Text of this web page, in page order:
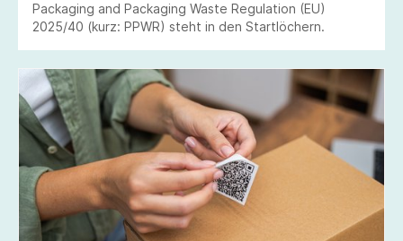
Packaging and Packaging Waste Regulation (EU)
2025/40 (kurz: PPWR) steht in den Startlöchern.